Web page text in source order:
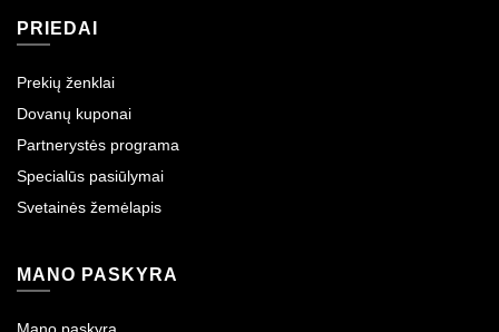
PRIEDAI
Prekių ženklai
Dovanų kuponai
Partnerystės programa
Specialūs pasiūlymai
Svetainės žemėlapis
MANO PASKYRA